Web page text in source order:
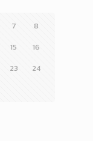
7
8
15
16
23
24